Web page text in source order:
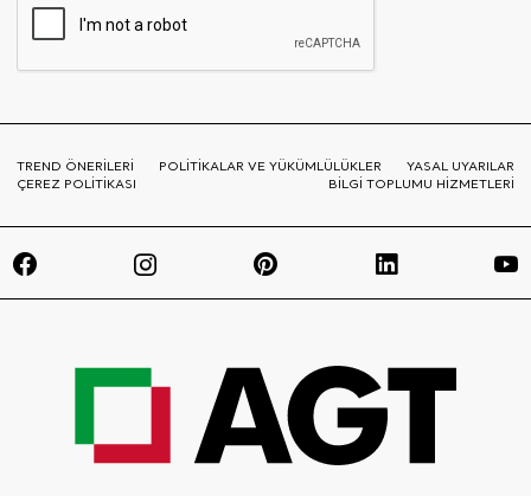
TREND ÖNERİLERİ POLİTİKALAR VE YÜKÜMLÜLÜKLER
YASAL UYARILAR
ÇEREZ POLİTİKASI
BİLGİ TOPLUMU HİZMETLERİ